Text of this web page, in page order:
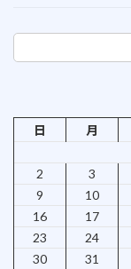
日
月
2
3
9
10
16
17
23
24
30
31